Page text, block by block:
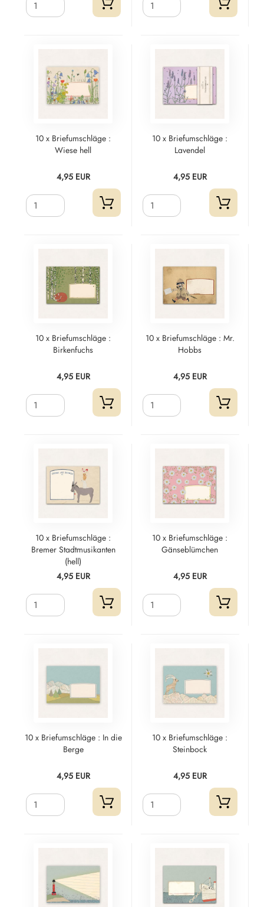
10 x Briefumschläge :
Wiese hell
4,95 EUR
10 x Briefumschläge :
Lavendel
4,95 EUR
10 x Briefumschläge :
Birkenfuchs
4,95 EUR
10 x Briefumschläge : Mr.
Hobbs
4,95 EUR
10 x Briefumschläge :
Bremer Stadtmusikanten
(hell)
4,95 EUR
10 x Briefumschläge :
Gänseblümchen
4,95 EUR
10 x Briefumschläge : In die
Berge
4,95 EUR
10 x Briefumschläge :
Steinbock
4,95 EUR